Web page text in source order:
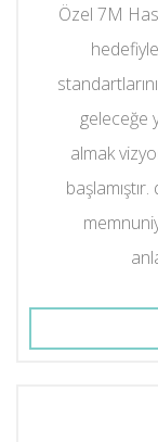
Özel 7M
geleceğe
almak